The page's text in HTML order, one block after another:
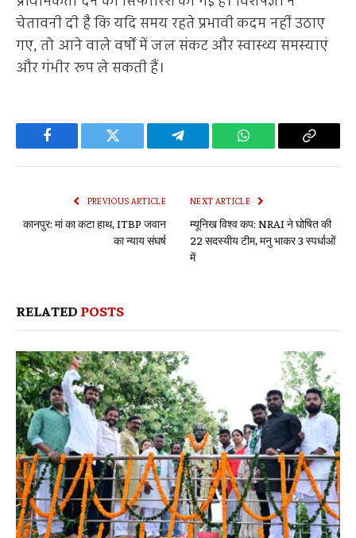
चेतावनी दी है कि यदि समय रहते प्रभावी कदम नहीं उठाए
गए, तो आने वाले वर्षों में जल संकट और स्वास्थ्य समस्याएं
और गंभीर रूप ले सकती हैं।
Facebook Twitter Telegram WhatsApp Copy
PREVIOUS ARTICLE
कानपुर: मां का कटा हाथ, ITBP जवान
का न्याय संघर्ष
NEXT ARTICLE
म्यूनिख विश्व कप: NRAI ने घोषित की
22 सदस्यीय टीम, मनु भाकर 3 स्पर्धाओं
में
RELATED POSTS